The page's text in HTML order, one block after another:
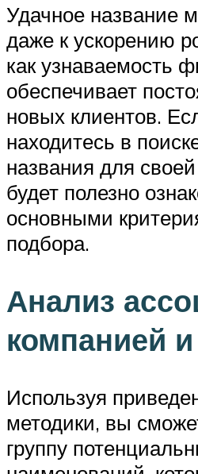
Удачное название
даже к ускорению
как узнаваемость
обеспечивает
новых клиентов.
находитесь в
названия для
будет полезно
основными
подбора.
Анализ
компанией
Используя
методики, вы
группу